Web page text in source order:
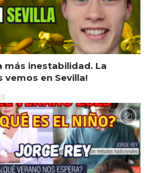
más inestabilidad. La
vemos en Sevilla!